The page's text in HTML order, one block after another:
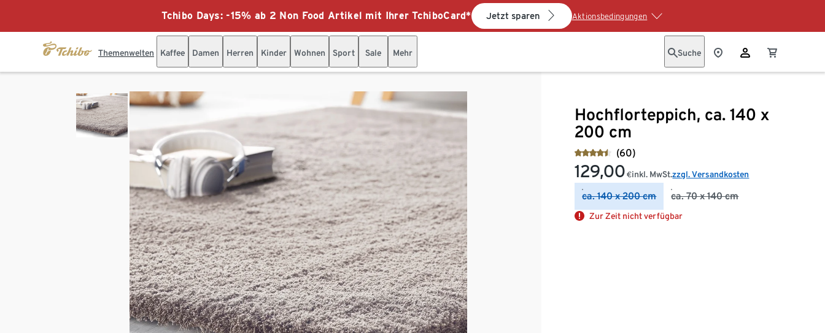
Tchibo Days: -15% ab 2 Non Food Artikel mit Ihrer TchiboCard* Jetzt sparen Aktionsbedingungen
Themenwelten Kaffee Damen Herren Kinder Wohnen Sport Sale Mehr Suche
Hochflorteppich, ca. 140 x
200 cm
(60)
129,00 €inkl. MwSt.zzgl. Versandkosten
ca. 140 x 200 cm ca. 70 x 140 cm
Zur Zeit nicht verfügbar